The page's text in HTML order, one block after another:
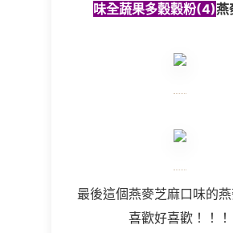
味全蔬果多穀穀粉(4)燕
最後這個燕麥芝麻口味的
喜歡好喜歡！！！